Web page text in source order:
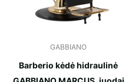
GABBIANO
Barberio kėdė hidraulinė